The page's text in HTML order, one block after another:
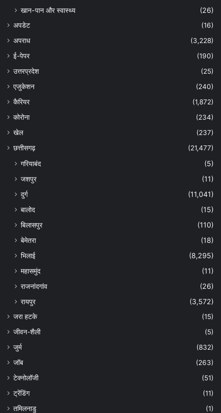
खान-पान और स्वास्थ्य (26)
अपडेट
(16)
अपराध
(3,228)
ई-पेपर
(190)
उत्तरप्रदेश
(25)
एजुकेशन
(240)
कैरियर
(1,872)
कोरोना
(234)
खेल
(237)
छत्तीसगढ़
(21,477)
गरियाबंद
(5)
जशपुर
(11)
दुर्ग
(11,041)
बालोद
(15)
बिलासपुर
(110)
बेमेतरा
(18)
भिलाई
(8,295)
महासमुंद
(11)
राजनांदगांव
(26)
रायपुर
(3,572)
जरा हटके
(15)
जीवन-शैली
(5)
जुर्म
(832)
जॉब
(263)
टेक्नोलॉजी
(51)
ट्रेंडिंग
(11)
तमिलनाडु
(1)